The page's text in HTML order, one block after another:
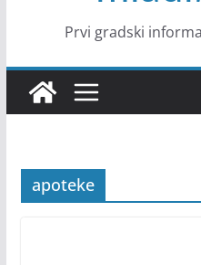
Prvi gradski
apoteke